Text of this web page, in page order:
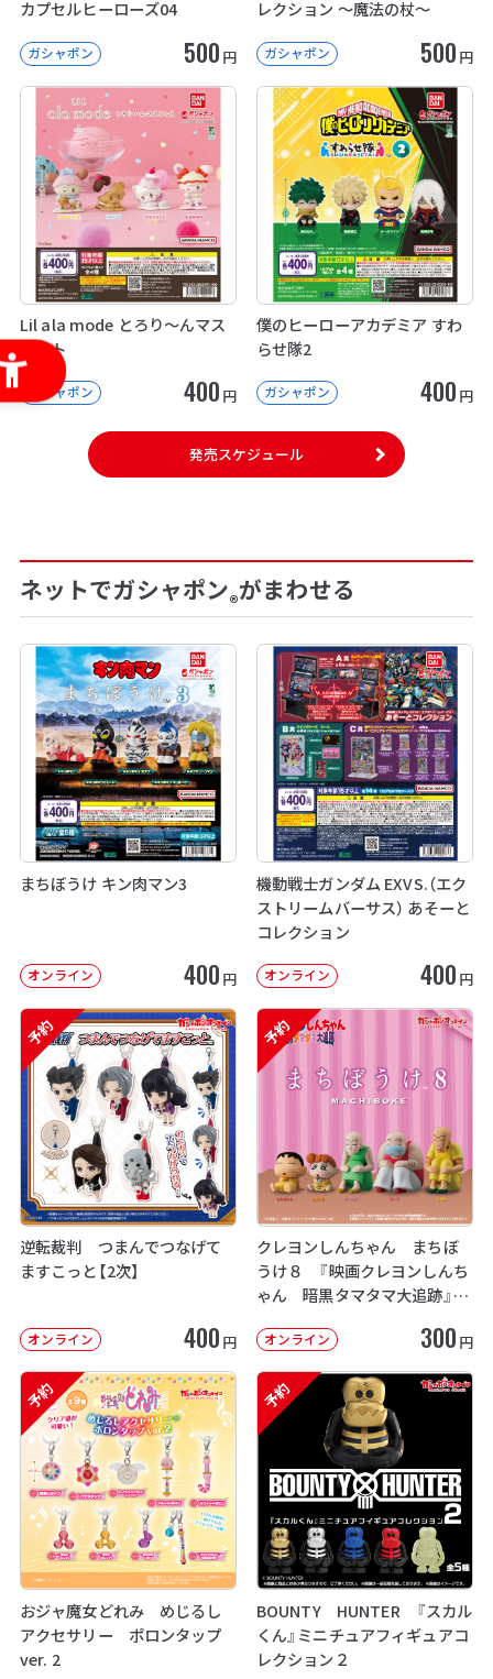
カプセルヒーローズ04
ガシャポン 500 円
レクション ～魔法の杖～
ガシャポン 500 円
Lil ala mode とろり～んマス
コット
ガシャポン 400 円
僕のヒーローアカデミア すわ
らせ隊2
ガシャポン 400 円
発売スケジュール
ネットでガシャポン®がまわせる
まちぼうけ キン肉マン3
オンライン 400 円
機動戦士ガンダム EXVS.（エク
ストリームバーサス） あそーと
コレクション
オンライン 400 円
予約
逆転裁判 つまんでつなげて
ますこっと【2次】
オンライン 400 円
予約
クレヨンしんちゃん まちぼ
うけ８ 『映画クレヨンしんち
ゃん 暗黒タマタマ大追跡』【2
オンライン 300 円
予約
おジャ魔女どれみ めじるし
アクセサリー ポロンタップ
ver. 2
予約
BOUNTY HUNTER 『スカル
くん』ミニチュアフィギュアコ
レクション２